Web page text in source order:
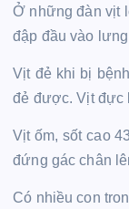
Ở những đàn vịt
đập đầu vào
Vịt đẻ khi bị
đẻ được. Vịt đực
Vịt ốm, sốt cao
đứng gác chân
Có nhiều con